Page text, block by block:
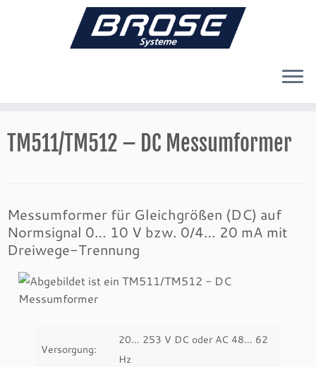
Inhalt
springen
TM511/TM512 – DC Messumformer
Messumformer für Gleichgrößen (DC) auf
Normsignal 0… 10 V bzw. 0/4… 20 mA mit
Dreiwege-Trennung
Versorgung:
20… 253 V DC oder AC 48… 62
Hz